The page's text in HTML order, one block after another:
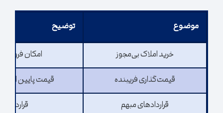
موضوع توضیح
خرید املاک بی‌مجوز
امکان فروش
قیمت‌گذاری فریبنده
قیمت پایین
قراردادهای مبهم